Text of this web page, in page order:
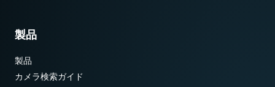
製品
製品
カメラ検索ガイド